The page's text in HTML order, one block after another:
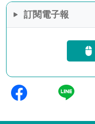
訂閱電子報